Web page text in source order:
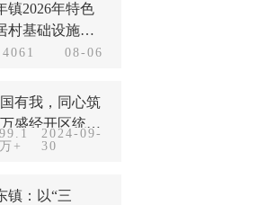
镇2026年特色
村基础设施建
工代赈项目开
4061 08-06
有我，同心筑
盛经开区统一
庆祝新中国成
99.1
万+
2024-09-
30
镇：以“三